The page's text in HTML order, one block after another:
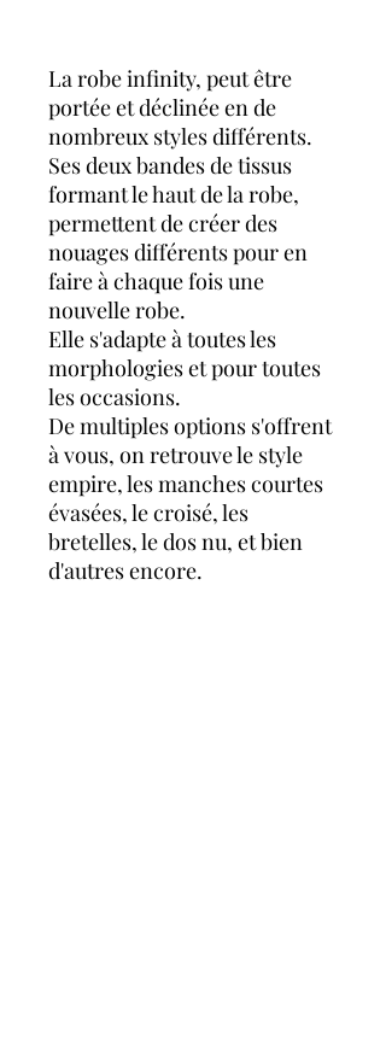
La robe infinity, peut être
portée et déclinée en de
nombreux styles différents.
Ses deux bandes de tissus
formant le haut de la robe,
permettent de créer des
nouages différents pour en
faire à chaque fois une
nouvelle robe.
Elle s'adapte à toutes les
morphologies et pour toutes
les occasions.
De multiples options s'offrent
à vous, on retrouve le style
empire, les manches courtes
évasées, le croisé, les
bretelles, le dos nu, et bien
d'autres encore.